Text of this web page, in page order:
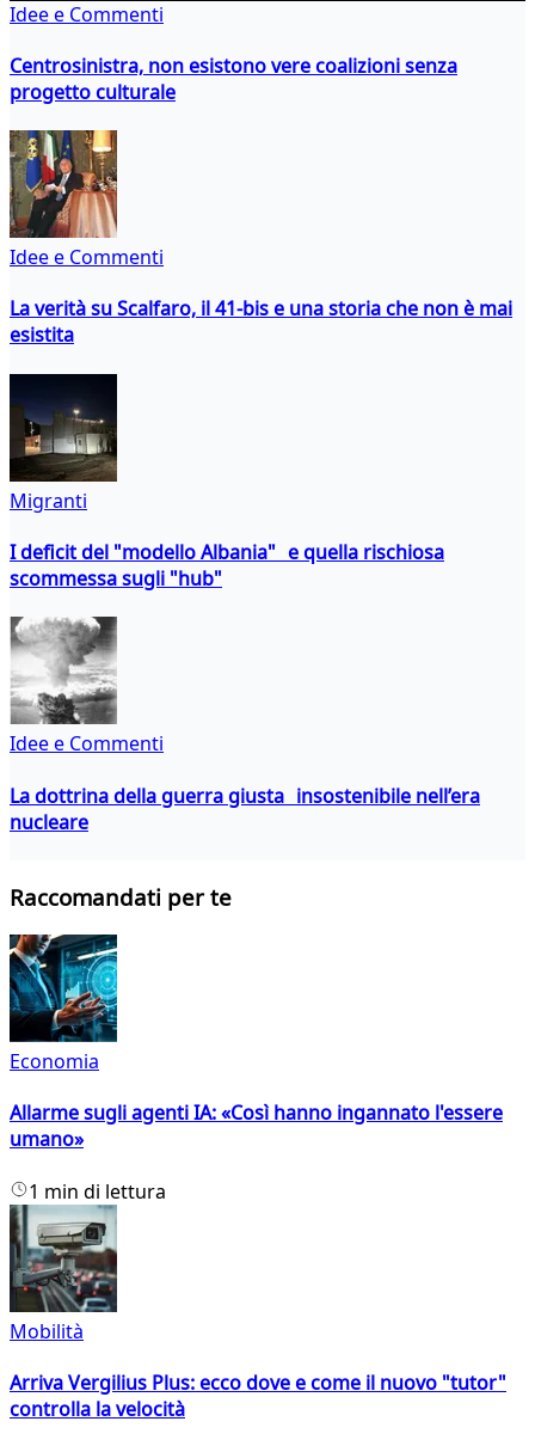
Idee e Commenti
Centrosinistra, non esistono vere coalizioni senza
progetto culturale
Idee e Commenti
La verità su Scalfaro, il 41-bis e una storia che non è mai
esistita
Migranti
I deficit del "modello Albania" e quella rischiosa
scommessa sugli "hub"
Idee e Commenti
La dottrina della guerra giusta insostenibile nell’era
nucleare
Raccomandati per te
Economia
Allarme sugli agenti IA: «Così hanno ingannato l'essere
umano»
1 min di lettura
Mobilità
Arriva Vergilius Plus: ecco dove e come il nuovo "tutor"
controlla la velocità